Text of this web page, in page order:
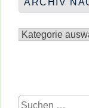
ARCHIV
nach
Suchen